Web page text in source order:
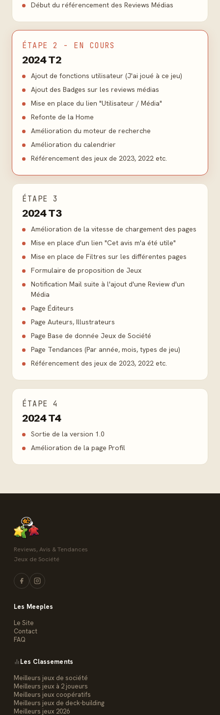
Début du référencement des Reviews Médias
ÉTAPE 2 - EN COURS
2024 T2
Ajout de fonctions utilisateur (J'ai joué à ce jeu)
Ajout des Badges sur les reviews médias
Mise en place du lien "Utilisateur / Média"
Refonte de la Home
Amélioration du moteur de recherche
Amélioration du calendrier
Référencement des jeux de 2023, 2022 etc.
ÉTAPE 3
2024 T3
Amélioration de la vitesse de chargement des pages
Mise en place d'un lien "Cet avis m'a été utile"
Mise en place de Filtres sur les différentes pages
Formulaire de proposition de Jeux
Notification Mail suite à l'ajout d'une Review d'un
Média
Page Éditeurs
Page Auteurs, Illustrateurs
Page Base de donnée Jeux de Société
Page Tendances (Par année, mois, types de jeu)
Référencement des jeux de 2023, 2022 etc.
ÉTAPE 4
2024 T4
Sortie de la version 1.0
Amélioration de la page Profil
Reviews, Avis & Tendances
Jeux de Société
Les Meeples
Le Site
Contact
FAQ
Les Classements
Meilleurs jeux de société
Meilleurs jeux à 2 joueurs
Meilleurs jeux coopératifs
Meilleurs jeux de deck-building
Meilleurs jeux 2026